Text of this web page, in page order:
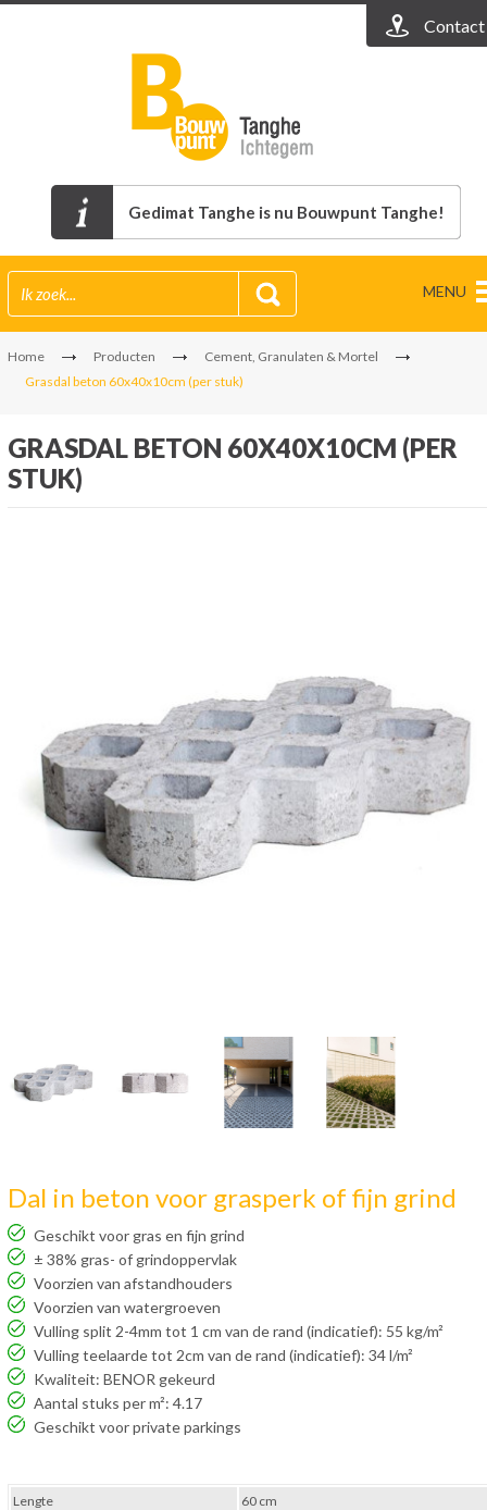
Contact
Gedimat Tanghe is nu Bouwpunt Tanghe!
MENU
Home Producten
Cement, Granulaten & Mortel
Grasdal beton 60x40x10cm (per stuk)
GRASDAL BETON 60X40X10CM (PER
STUK)
Dal in beton voor grasperk of fijn grind
Geschikt voor gras en fijn grind
± 38% gras- of grindoppervlak
Voorzien van afstandhouders
Voorzien van watergroeven
Vulling split 2-4mm tot 1 cm van de rand (indicatief): 55 kg/m²
Vulling teelaarde tot 2cm van de rand (indicatief): 34 l/m²
Kwaliteit: BENOR gekeurd
Aantal stuks per m²: 4.17
Geschikt voor private parkings
Lengte
60 cm